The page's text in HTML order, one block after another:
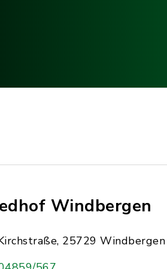
Windbergen
25729 Windbergen